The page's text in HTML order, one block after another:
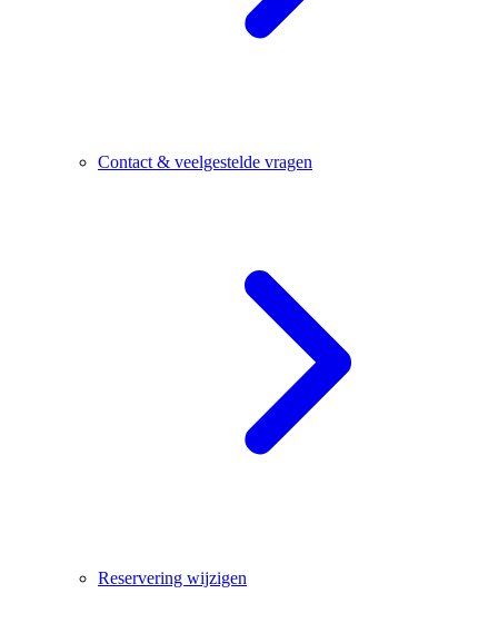
Contact & veelgestelde vragen
Reservering wijzigen